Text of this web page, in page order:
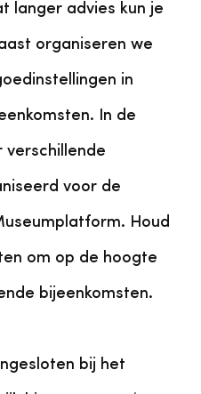
langer advies kun je
organiseren we
in
In de
verschillende
voor de
Houd
om op de hoogte
bijeenkomsten.
bij het